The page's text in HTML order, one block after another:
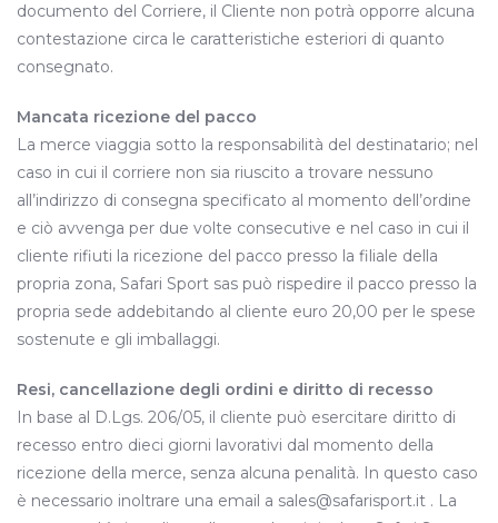
documento del Corriere, il Cliente non potrà opporre alcuna
contestazione circa le caratteristiche esteriori di quanto
consegnato.
Mancata ricezione del pacco
La merce viaggia sotto la responsabilità del destinatario; nel
caso in cui il corriere non sia riuscito a trovare nessuno
all’indirizzo di consegna specificato al momento dell’ordine
e ciò avvenga per due volte consecutive e nel caso in cui il
cliente rifiuti la ricezione del pacco presso la filiale della
propria zona, Safari Sport sas può rispedire il pacco presso la
propria sede addebitando al cliente euro 20,00 per le spese
sostenute e gli imballaggi.
Resi, cancellazione degli ordini e diritto di recesso
In base al D.Lgs. 206/05, il cliente può esercitare diritto di
recesso entro dieci giorni lavorativi dal momento della
ricezione della merce, senza alcuna penalità. In questo caso
è necessario inoltrare una email a sales@safarisport.it . La